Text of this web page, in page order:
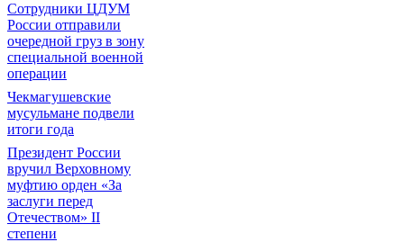
Сотрудники ЦДУМ
России отправили
очередной груз в зону
специальной военной
операции
Чекмагушевские
мусульмане подвели
итоги года
Президент России
вручил Верховному
муфтию орден «За
заслуги перед
Отечеством» II
степени